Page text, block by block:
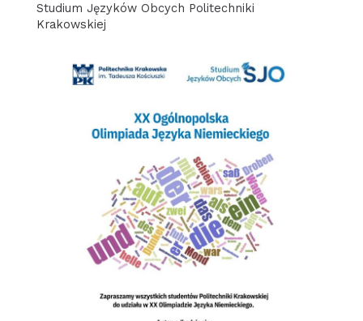
Studium Języków Obcych Politechniki
Krakowskiej